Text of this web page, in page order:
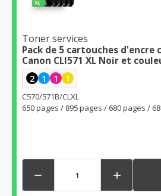
Toner services
Pack de 5 cartouches d'encre
Canon CLI571 XL Noir et
2 1 1 1
C570/571B/CLXL
650 pages / 895 pages / 680 pages /
 